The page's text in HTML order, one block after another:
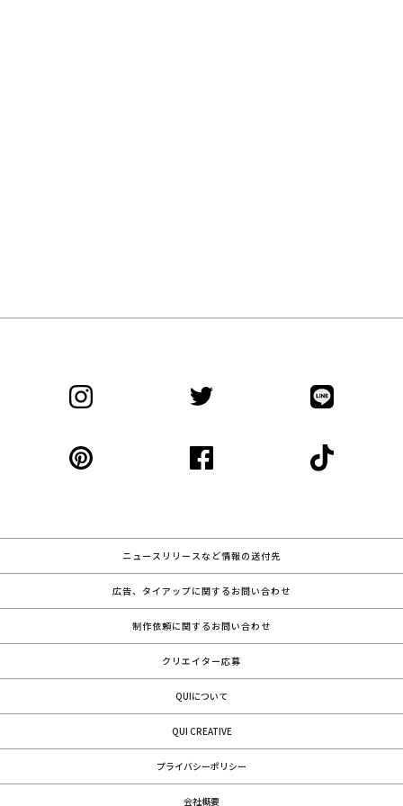
ニュースリリースなど情報の送付先
広告、タイアップに関するお問い合わせ
制作依頼に関するお問い合わせ
クリエイター応募
QUIについて
QUI CREATIVE
プライバシーポリシー
会社概要